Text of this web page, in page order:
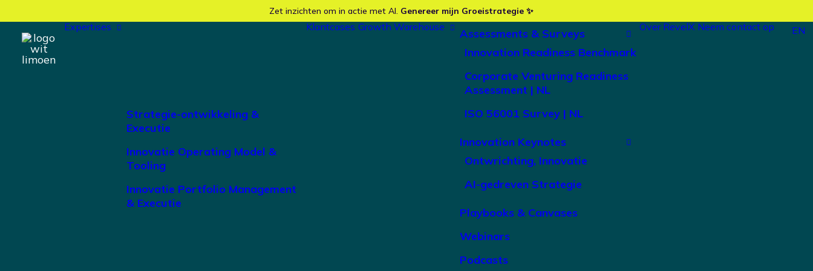
Zet inzichten om in actie met AI. Genereer mijn Groeistrategie ✨
Expertises
Strategie-ontwikkeling &
Executie
Innovatie Operating Model &
Tooling
Innovatie Portfolio Management
& Executie
Klantcases Growth Warehouse
Assessments & Surveys
Innovation Readiness Benchmark
Corporate Venturing Readiness
Assessment | NL
ISO 56001 Survey | NL
Innovation Keynotes
Ontwrichting, Innovatie
AI-gedreven Strategie
Playbooks & Canvases
Webinars
Podcasts
Over RevelX Neem contact op EN